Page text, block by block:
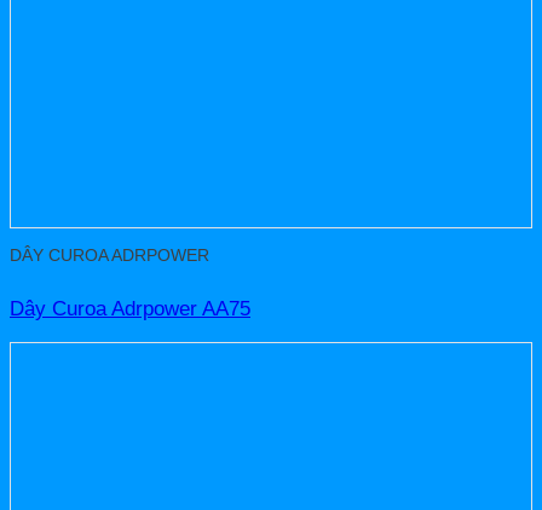
DÂY CUROA ADRPOWER
Dây Curoa Adrpower AA75